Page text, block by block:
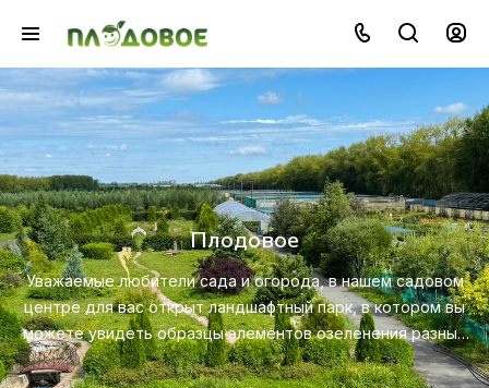
Озеленение
Создайте красивую и экологичную среду с помощью
профессионального ландшафтного дизайна, посадки
ухода за растениями.
Посмотреть услугу